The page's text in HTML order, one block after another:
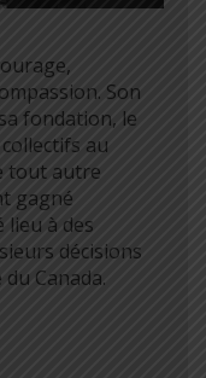
Son
fondation, le
au
tout autre
gagné
lieu à des
décisions
Canada.